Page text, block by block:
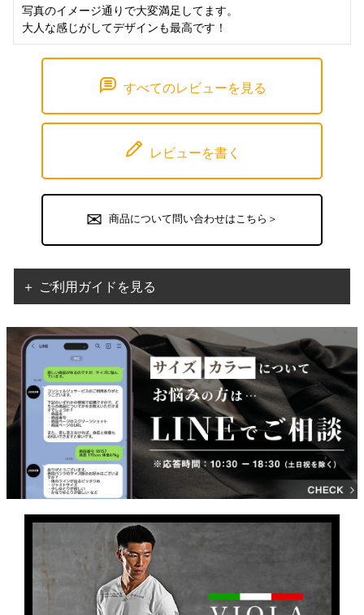
写真のイメージ通りで大変満足してます。
大人な感じがしてデザインも最高です！
すべてのレビューを見る
レビューを書く
商品について問い合わせはこちら＞
＋ ご利用ガイドを見る